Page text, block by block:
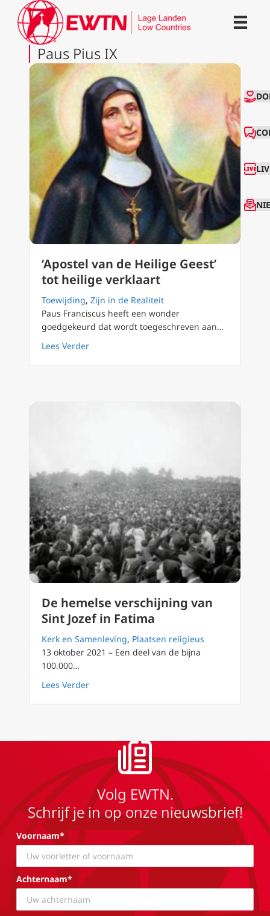
Paus Pius IX
‘Apostel van de Heilige Geest’
tot heilige verklaart
Toewijding, Zijn in de Realiteit
Paus Franciscus heeft een wonder
goedgekeurd dat wordt toegeschreven aan…
Lees Verderabout ‘Apostel van de Heilige Geest’ tot
De hemelse verschijning van
Sint Jozef in Fatima
Kerk en Samenleving, Plaatsen religieus
13 oktober 2021 – Een deel van de bijna
100.000…
Lees Verderabout De hemelse verschijning van Sint
Volg EWTN.
Schrijf je in op onze nieuwsbrief!
Voornaam*
Achternaam*